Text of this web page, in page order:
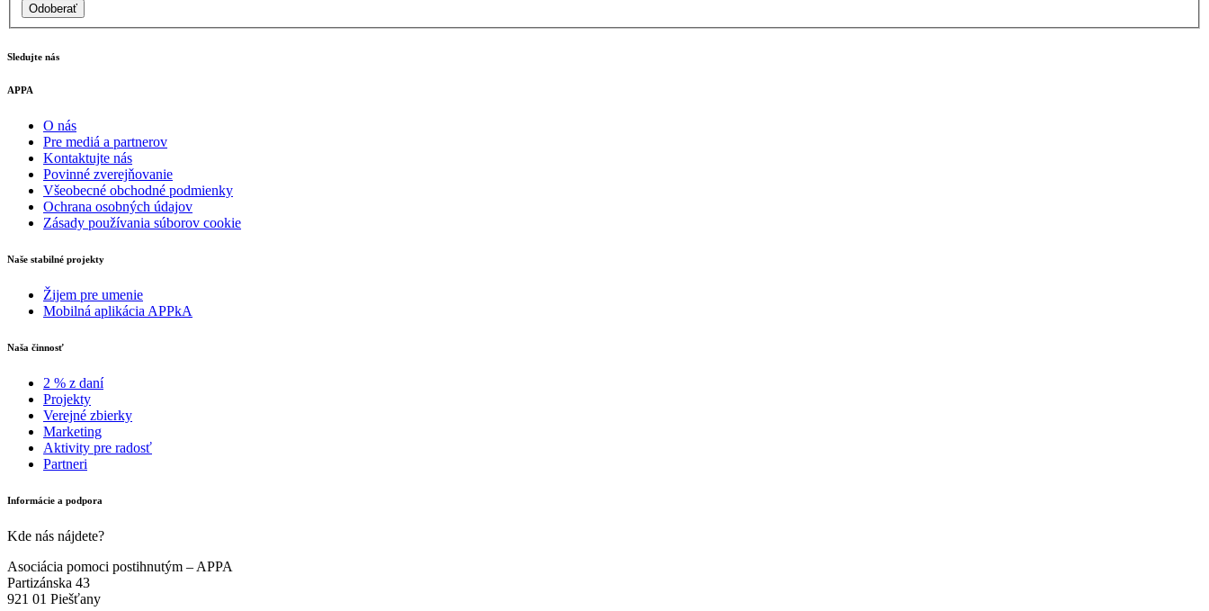
Odoberať
Sledujte nás
APPA
O nás
Pre mediá a partnerov
Kontaktujte nás
Povinné zverejňovanie
Všeobecné obchodné podmienky
Ochrana osobných údajov
Zásady používania súborov cookie
Naše stabilné projekty
Žijem pre umenie
Mobilná aplikácia APPkA
Naša činnosť
2 % z daní
Projekty
Verejné zbierky
Marketing
Aktivity pre radosť
Partneri
Informácie a podpora
Kde nás nájdete?
Asociácia pomoci postihnutým – APPA
Partizánska 43
921 01 Piešťany